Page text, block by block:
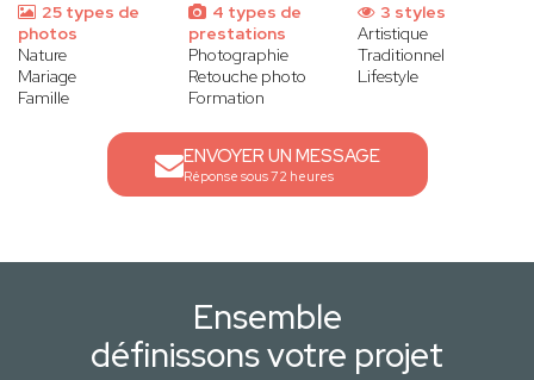
25 types de
photos
Nature
Mariage
Famille
4 types de
prestations
Photographie
Retouche photo
Formation
3 styles
Artistique
Traditionnel
Lifestyle
ENVOYER UN MESSAGE
Réponse sous 72 heures
Ensemble
définissons votre projet